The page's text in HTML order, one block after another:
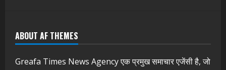
ABOUT AF THEMES
Greafa Times News Agency एक प्रमुख समाचार एजेंसी है, जो